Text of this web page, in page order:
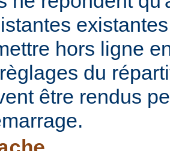
hors ligne
du
être rendus